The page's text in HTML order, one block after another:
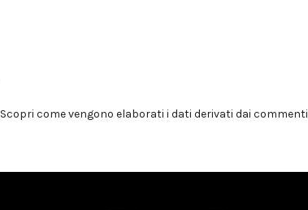
Scopri come vengono elaborati i dati derivati dai commenti